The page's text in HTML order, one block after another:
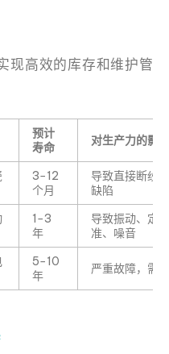
现高效的库存和维护管
预计
寿命
对生产力的影响
3−12
个月
导致直接断纱
缺陷
1−3
年
导致振动、定
准、噪音
5−10
年
严重故障，需